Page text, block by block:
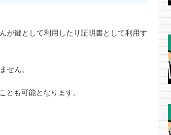
が鍵として利用したり証明書として利用す
せん。
も可能となります。